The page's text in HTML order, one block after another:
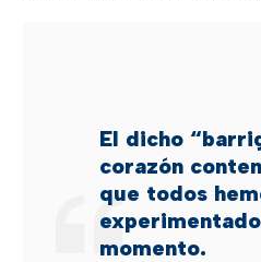
El dicho
corazón
que todos
momento.